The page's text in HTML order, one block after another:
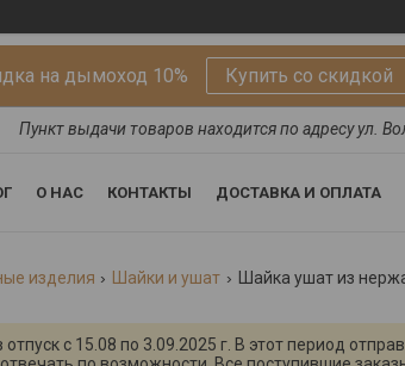
на дымоход 10% Купить со скидкой
Пункт выдачи товаров находится по адресу ул.
О НАС КОНТАКТЫ ДОСТАВКА И ОПЛАТА
изделия Шайки и ушат Шайка ушат из
с 15.08 по 3.09.2025 г. В этот период